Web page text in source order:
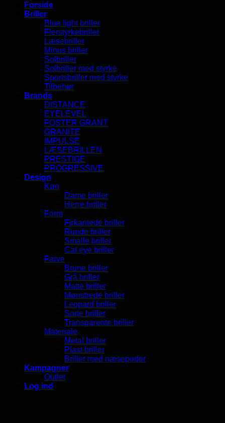
Forside
Briller
Blue light briller
Flerstyrkebriller
Læsebriller
Minus briller
Solbriller
Solbriller med styrke
Sportsbriller med styrke
Tilbehør
Brands
DISTANCE
EYELEVEL
FOSTER GRANT
GRANITE
IMPULSE
LÆSEBRILLEN
PRESTIGE
PROGRESSIVE
Design
Køn
Dame briller
Herre briller
Form
Firkantede briller
Runde briller
Smalle briller
Cat eye briller
Farve
Brune briller
Grå briller
Matte briller
Mønstrede briller
Leopard briller
Sorte briller
Transparente briller
Materiale
Metal briller
Plast briller
Briller med næsepuder
Kampagner
Outlet
Log ind